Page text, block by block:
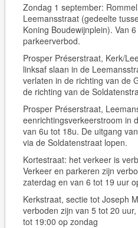
Zondag 1 september:
Leemansstraat (gedeelte
Koning Boudewijnplein). Van
parkeerverbod.
Prosper Préserstraat, Kerk/
linksaf slaan in de
verlaten in de richting van de
de richting van de
Prosper Préserstraat,
eenrichtingsverkeerstroom in
van 6u tot 18u. De uitgang
via de Soldatenstraat lopen.
Kortestraat: het verkeer is
Verkeer en parkeren zijn
zaterdag en van 6 tot 19 uur
Kerkstraat, sectie tot Joseph
verboden zijn van 5 tot 20
tot 19:00 op zondag